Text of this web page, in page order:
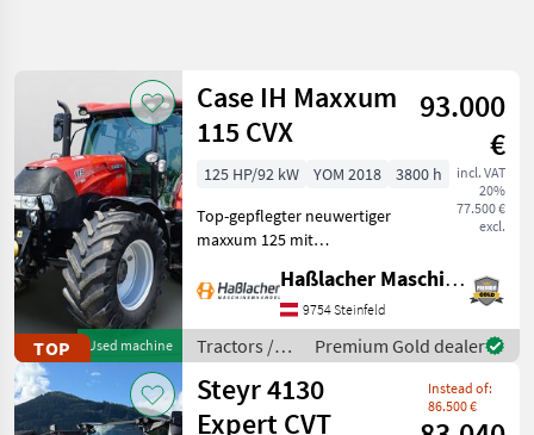
TOP Used machine
Case IH Maxxum
115 CVX
93.000
€
incl. VAT
20%
77.500 €
excl.
125 HP/92 kW YOM 2018
3800 h
Top-gepflegter neuwertiger
maxxum 125 mit
Hand. Kein
Lohnunternehmer – nur
am eigenen Betrieb
gelaufen. Durchgehend
gewartet, einsatzberei
Haßlacher Maschinenhandel
9754 Steinfeld
Tractors /
Case IH
Premium Gold dealer
Steyr 4130
Expert CVT
Instead of:
86.500 €